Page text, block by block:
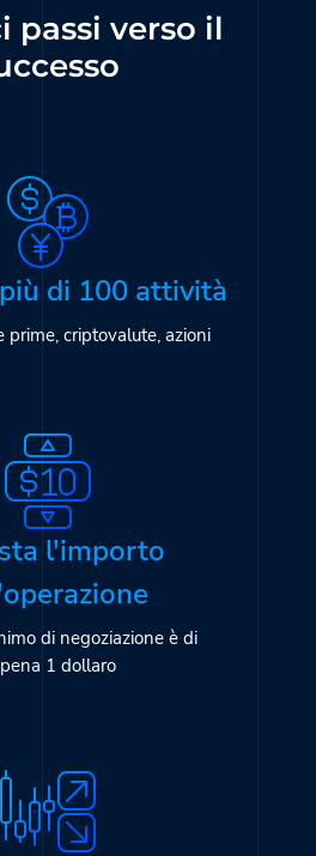
Nederlands
Hausa
passi verso il
di 100 attività
prime, criptovalute, azioni
l'importo
di negoziazione è di
1 dollaro